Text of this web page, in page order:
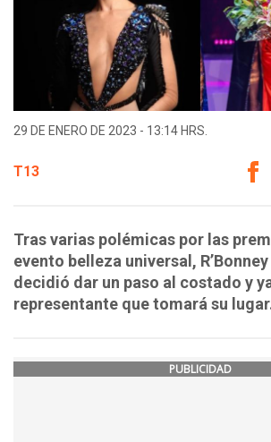
29 DE ENERO DE 2023 - 13:14 HRS.
T13
Tras varias polémicas por las
evento belleza universal,
decidió dar un paso al costado y
representante que tomará su
PUBLICIDAD